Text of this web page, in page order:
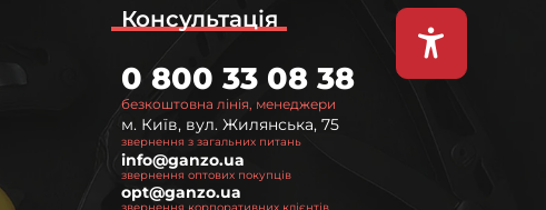
Консультація
безкоштовна лінія, менеджери
0 800 33 08 38
м. Київ, вул. Жилянська, 75
звернення з загальних питань
info@ganzo.ua
звернення оптових покупців
opt@ganzo.ua